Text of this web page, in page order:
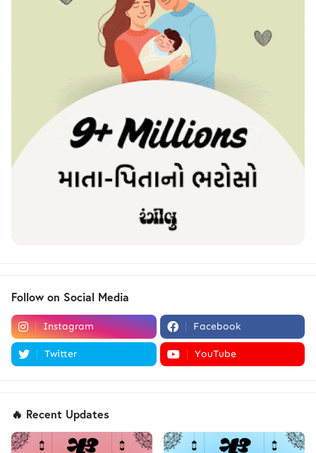
Follow on Social Media
Instagram Facebook
Twitter YouTube
🔥 Recent Updates